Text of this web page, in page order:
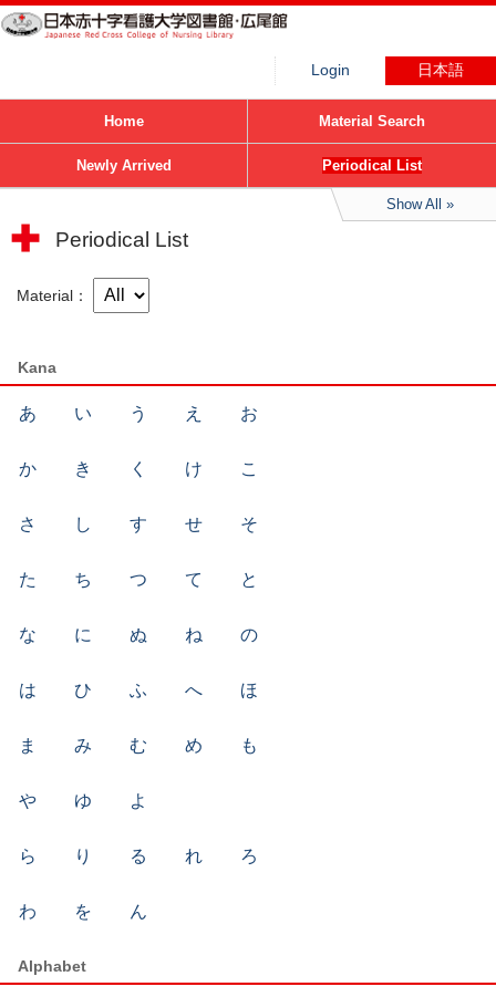
Login 日本語
Home Material Search
Newly Arrived Periodical List
Show All
Periodical List
Material
Kana
あ い う え お
か き く け こ
さ し す せ そ
た ち つ て と
な に ぬ ね の
は ひ ふ へ ほ
ま み む め も
や ゆ よ
ら り る れ ろ
わ を ん
Alphabet